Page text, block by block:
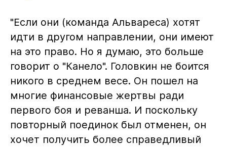
"Если они (команда Альвареса) хотят
идти в другом направлении, они имеют
на это право. Но я думаю, это больше
говорит о "Канело". Головкин не боится
никого в среднем весе. Он пошел на
многие финансовые жертвы ради
первого боя и реванша. И поскольку
повторный поединок был отменен, он
хочет получить более справедливый